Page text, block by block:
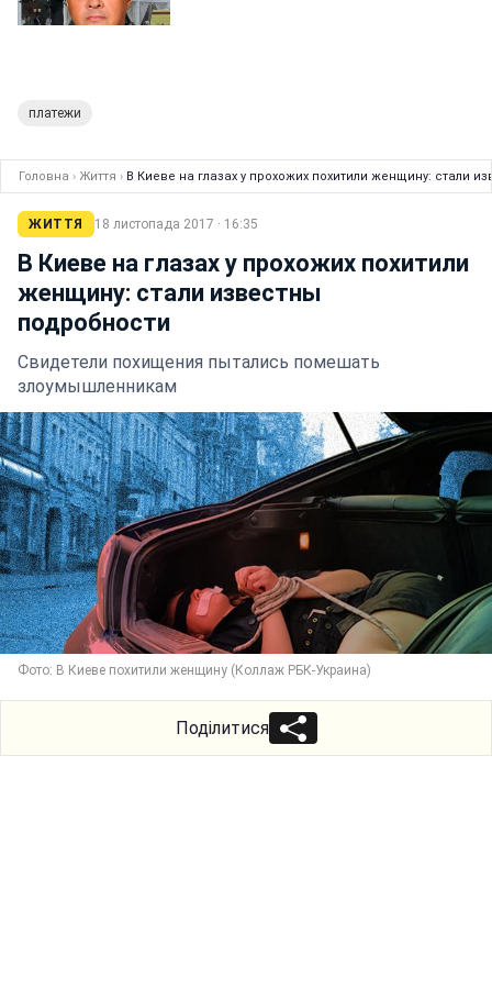
платежи
Головна › Життя › В Киеве на глазах у прохожих похитили женщину: стали
ЖИТТЯ 18 листопада 2017 · 16:35
В Киеве на глазах у прохожих похитили
женщину: стали известны
подробности
Свидетели похищения пытались помешать
злоумышленникам
Фото: В Киеве похитили женщину (Коллаж РБК-Украина)
Поділитися